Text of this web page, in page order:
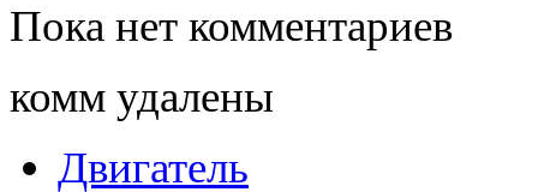
Пока нет комментариев
комм удалены
Двигатель